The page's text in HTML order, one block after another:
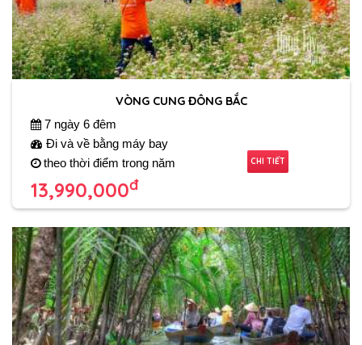
VÒNG CUNG ĐÔNG BẮC
7 ngày 6 đêm
Đi và về bằng máy bay
theo thời điểm trong năm
13,990,000đ
CHI TIẾT